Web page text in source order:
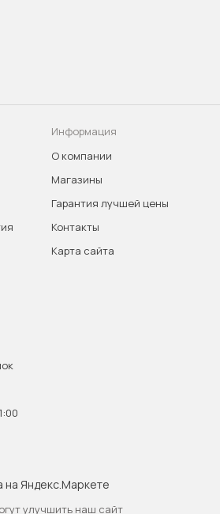
Информация
О компании
Магазины
Гарантия лучшей цены
Контакты
Карта сайта
улучшить наш сайт